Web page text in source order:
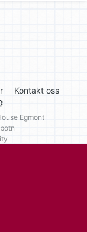
Kontakt oss
Egmont